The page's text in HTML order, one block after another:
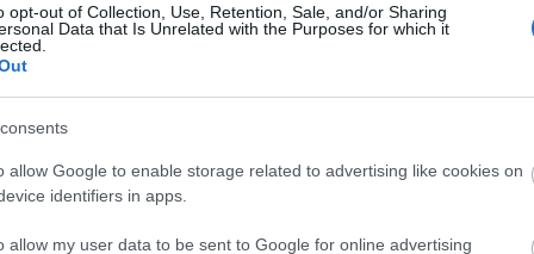
opt-out of Collection, Use, Retention, Sale, and/or Sharing
Data that Is Unrelated with the Purposes for which it
allow Google to enable storage related to advertising like cookies on
identifiers in apps.
allow my user data to be sent to Google for online advertising